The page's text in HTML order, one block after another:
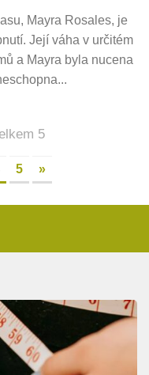
Mayra Rosales, je
Její váha v určitém
a Mayra byla nucena
5
5 »